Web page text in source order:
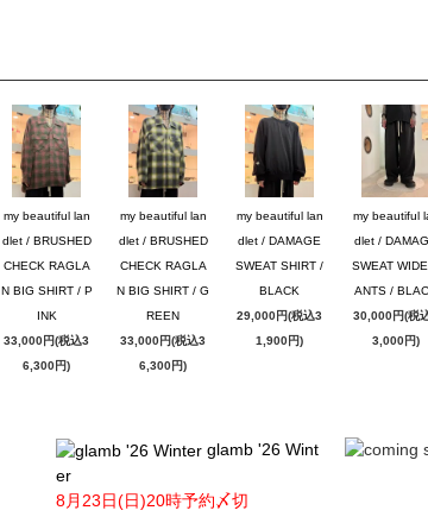
my beautiful lan
dlet / BRUSHED
CHECK RAGLA
N BIG SHIRT / P
INK
33,000円(税込3
6,300円)
my beautiful lan
dlet / BRUSHED
CHECK RAGLA
N BIG SHIRT / G
REEN
33,000円(税込3
6,300円)
my beautiful lan
dlet / DAMAGE
SWEAT SHIRT /
BLACK
29,000円(税込3
1,900円)
my beautiful
dlet /
SWEAT
ANTS /
30,000円(税
3,000円)
glamb '26 Wint
er
8月23日(日)20時予約〆切